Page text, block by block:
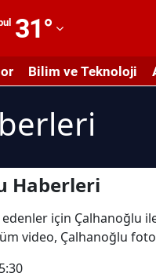
31°
Bilim ve Teknoloji
Haberleri
için Çalhanoğlu
video, Çalhanoğlu